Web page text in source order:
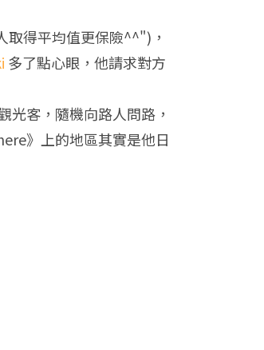
取得平均值更保險^^")，
多了點心眼，他請求對方
客，隨機向路人問路，
》上的地區其實是他日